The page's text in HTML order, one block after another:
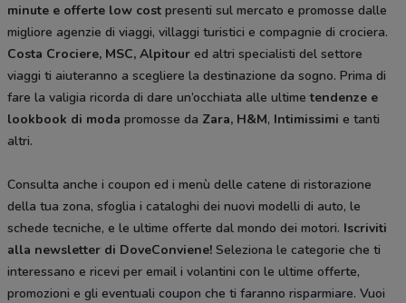
minute e offerte low cost presenti sul mercato e promosse dalle
migliore agenzie di viaggi, villaggi turistici e compagnie di crociera.
Costa Crociere, MSC, Alpitour ed altri specialisti del settore
viaggi ti aiuteranno a scegliere la destinazione da sogno. Prima di
fare la valigia ricorda di dare un’occhiata alle ultimetendenze e
lookbook di moda promosse da Zara, H&M, Intimissimi e tanti
altri.
Consulta anche i coupon ed i menù delle catene di ristorazione
della tua zona, sfoglia i cataloghi dei nuovi modelli di auto, le
schede tecniche, e le ultime offerte dal mondo dei motori. Iscriviti
alla newsletter di DoveConviene! Seleziona le categorie che ti
interessano e ricevi per email i volantini con le ultime offerte,
promozioni e gli eventuali coupon che ti faranno risparmiare. Vuoi